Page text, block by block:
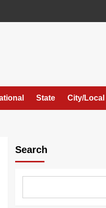
State City/Local
Search